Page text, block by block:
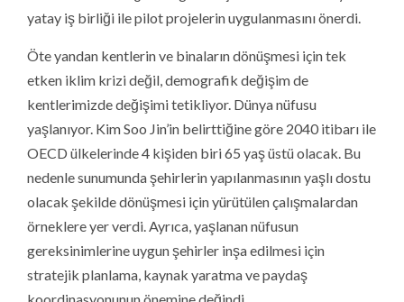
yatay iş birliği ile pilot projelerin uygulanmasını önerdi.
Öte yandan kentlerin ve binaların dönüşmesi için tek
etken iklim krizi değil, demografik değişim de
kentlerimizde değişimi tetikliyor. Dünya nüfusu
yaşlanıyor. Kim Soo Jin’in belirttiğine göre 2040 itibarı ile
OECD ülkelerinde 4 kişiden biri 65 yaş üstü olacak. Bu
nedenle sunumunda şehirlerin yapılanmasının yaşlı dostu
olacak şekilde dönüşmesi için yürütülen çalışmalardan
örneklere yer verdi. Ayrıca, yaşlanan nüfusun
gereksinimlerine uygun şehirler inşa edilmesi için
stratejik planlama, kaynak yaratma ve paydaş